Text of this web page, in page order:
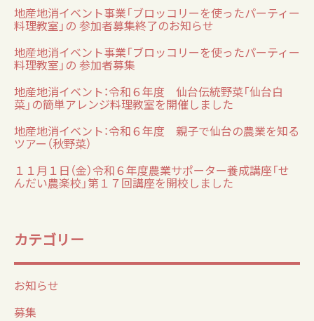
地産地消イベント事業「ブロッコリーを使ったパーティー
料理教室」の 参加者募集終了のお知らせ
地産地消イベント事業「ブロッコリーを使ったパーティー
料理教室」の 参加者募集
地産地消イベント：令和６年度 仙台伝統野菜「仙台白
菜」の簡単アレンジ料理教室を開催しました
地産地消イベント：令和６年度 親子で仙台の農業を知る
ツアー（秋野菜）
１１月１日（金）令和６年度農業サポーター養成講座「せ
んだい農楽校」第１７回講座を開校しました
カテゴリー
お知らせ
募集